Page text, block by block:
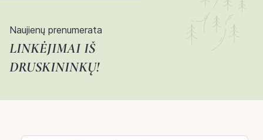
Naujienų prenumerata
LINKĖJIMAI IŠ
DRUSKININKŲ!